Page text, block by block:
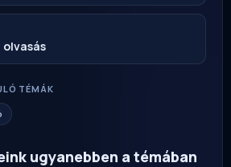
olvasás
TÉMÁK
ugyanebben a témában